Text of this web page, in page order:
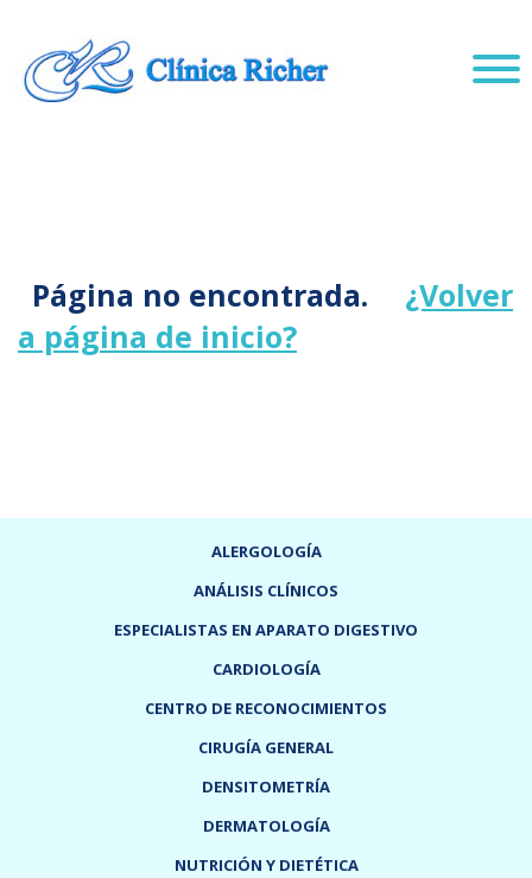
Página no encontrada.
¿Volver
a página de inicio?
ALERGOLOGÍA
ANÁLISIS CLÍNICOS
ESPECIALISTAS EN APARATO DIGESTIVO
CARDIOLOGÍA
CENTRO DE RECONOCIMIENTOS
CIRUGÍA GENERAL
DENSITOMETRÍA
DERMATOLOGÍA
NUTRICIÓN Y DIETÉTICA